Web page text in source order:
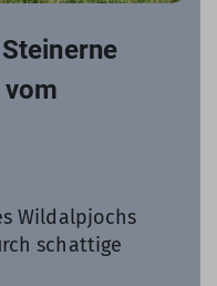
Wildalpjochs
schattige